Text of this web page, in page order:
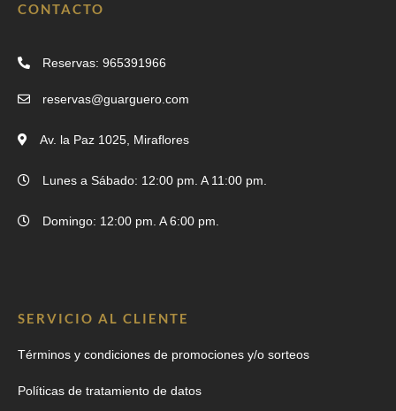
CONTACTO
Reservas: 965391966
reservas@guarguero.com
Av. la Paz 1025, Miraflores
Lunes a Sábado: 12:00 pm. A 11:00 pm.
Domingo: 12:00 pm. A 6:00 pm.
SERVICIO AL CLIENTE
Términos y condiciones de promociones y/o sorteos
Políticas de tratamiento de datos